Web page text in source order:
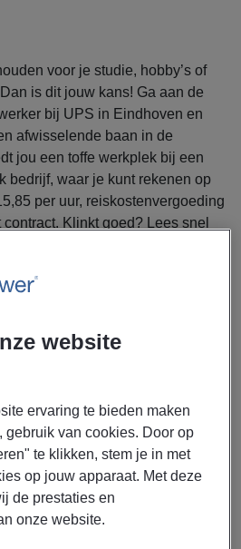
voor je studie, hobby’s of
is dit jouw kans! Ga aan de
bij UPS in Eindhoven en
afwisselende baan in de
jou een toffe werkplek bij een
bedrijf, waar je kunt rekenen op
per uur, reiskostenvergoeding
Klinkt goed? Lees snel
zoekt uitzendbureau
jij snel beginnen! Solliciteer dus
bij UPS werk je altijd in een
combinatie tussen hard werken
functie werk jij zorgvuldig en
voor targets waarbij je de
verricht:
website
ervaring te bieden maken
gebruik van cookies. Door op
te klikken, stem je in met
op jouw apparaat. Met deze
de prestaties en
onze website.